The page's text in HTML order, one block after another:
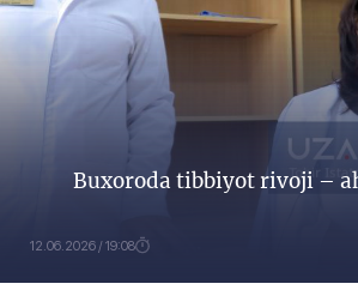
Buxoroda tibbiyot rivoji –
19:08 / 12.06.2026